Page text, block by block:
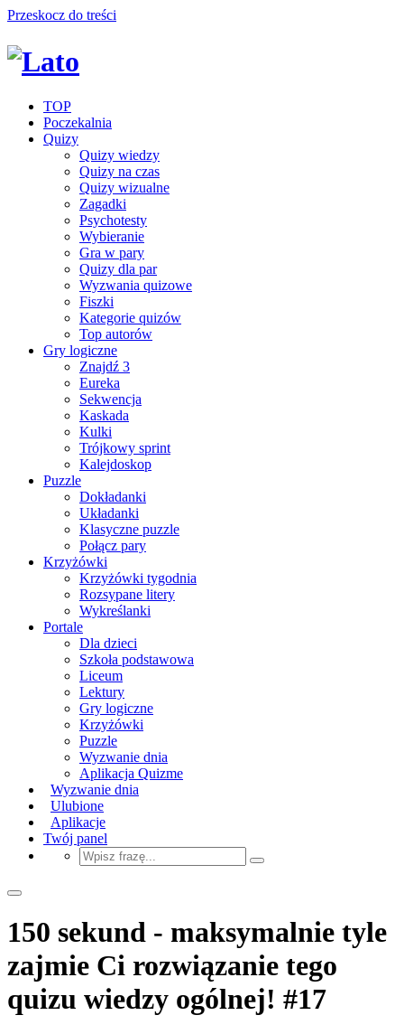
Przeskocz do treści
TOP
Poczekalnia
Quizy
Quizy wiedzy
Quizy na czas
Quizy wizualne
Zagadki
Psychotesty
Wybieranie
Gra w pary
Quizy dla par
Wyzwania quizowe
Fiszki
Kategorie quizów
Top autorów
Gry logiczne
Znajdź 3
Eureka
Sekwencja
Kaskada
Kulki
Trójkowy sprint
Kalejdoskop
Puzzle
Dokładanki
Układanki
Klasyczne puzzle
Połącz pary
Krzyżówki
Krzyżówki tygodnia
Rozsypane litery
Wykreślanki
Portale
Dla dzieci
Szkoła podstawowa
Liceum
Lektury
Gry logiczne
Krzyżówki
Puzzle
Wyzwanie dnia
Aplikacja Quizme
Wyzwanie dnia
Ulubione
Aplikacje
Twój panel
150 sekund - maksymalnie tyle
zajmie Ci rozwiązanie tego
quizu wiedzy ogólnej! #17